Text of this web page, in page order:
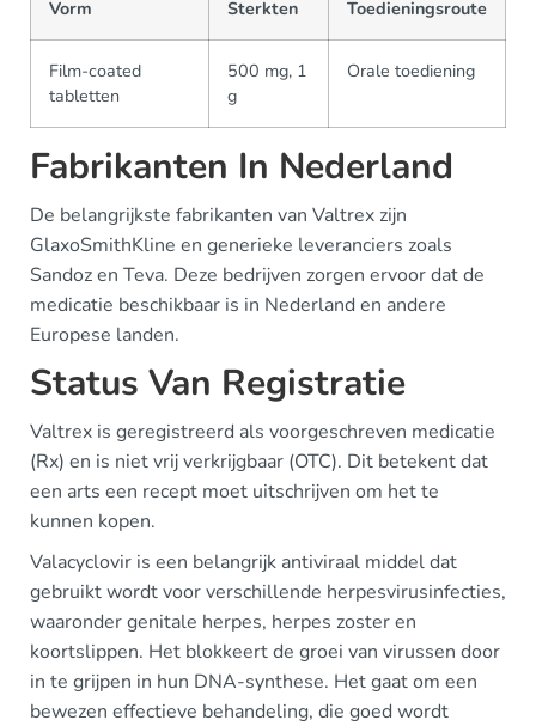
Vorm Sterkten Toedieningsroute
Film-coated
tabletten
500 mg, 1
g
Orale toediening
Fabrikanten In Nederland
De belangrijkste fabrikanten van Valtrex zijn
GlaxoSmithKline en generieke leveranciers zoals
Sandoz en Teva. Deze bedrijven zorgen ervoor dat de
medicatie beschikbaar is in Nederland en andere
Europese landen.
Status Van Registratie
Valtrex is geregistreerd als voorgeschreven medicatie
(Rx) en is niet vrij verkrijgbaar (OTC). Dit betekent dat
een arts een recept moet uitschrijven om het te
kunnen kopen.
Valacyclovir is een belangrijk antiviraal middel dat
gebruikt wordt voor verschillende herpesvirusinfecties,
waaronder genitale herpes, herpes zoster en
koortslippen. Het blokkeert de groei van virussen door
in te grijpen in hun DNA-synthese. Het gaat om een
bewezen effectieve behandeling, die goed wordt